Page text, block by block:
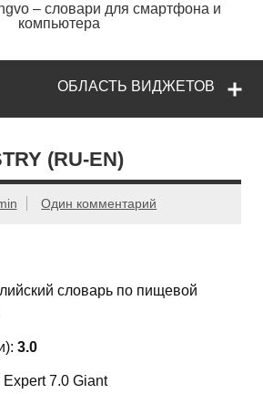
– словари для смартфона и
компьютера
ОБЛАСТЬ ВИДЖЕТОВ
(RU-EN)
Один комментарий
словарь по пищевой
3.0
Expert 7.0 Giant